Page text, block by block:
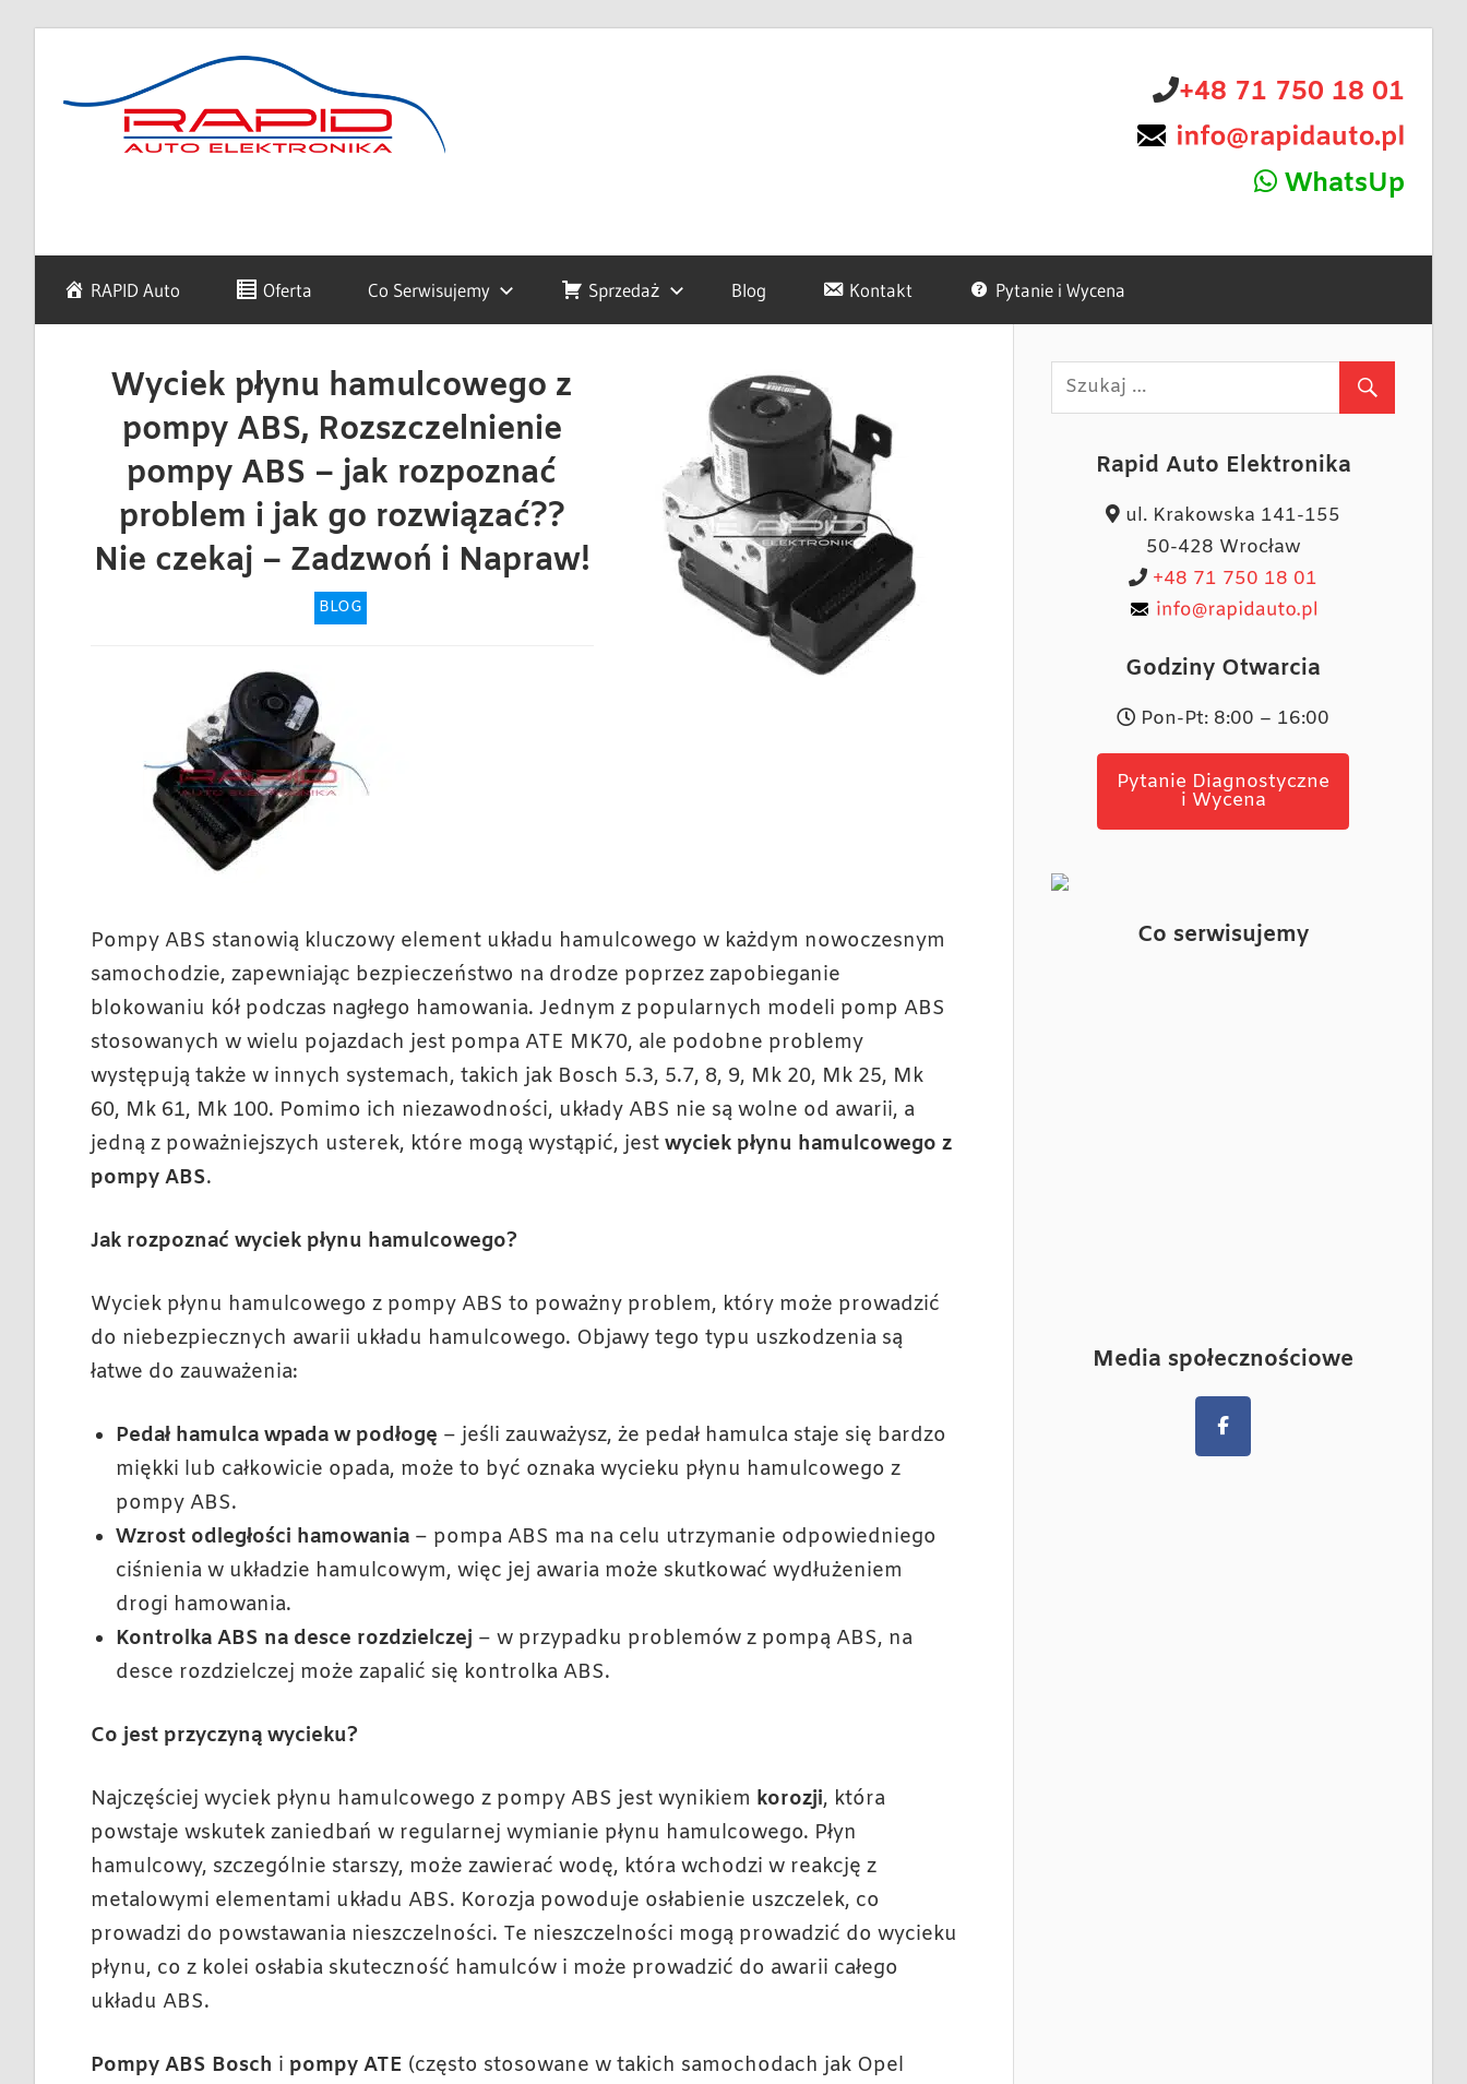
content
Auto
Elektronika
elektroniki
+48 71 750 18 01
WhatsUp
RAPID Auto Oferta Co Serwisujemy Sprzedaż Blog Kontakt Pytanie i Wycena
Wyciek płynu hamulcowego z
pompy ABS, Rozszczelnienie
pompy ABS – jak rozpoznać
problem i jak go rozwiązać??
Nie czekaj – Zadzwoń i Napraw!
BLOG
Pompy ABS stanowią kluczowy element układu hamulcowego w każdym nowoczesnym
samochodzie, zapewniając bezpieczeństwo na drodze poprzez zapobieganie
blokowaniu kół podczas nagłego hamowania. Jednym z popularnych modeli pomp ABS
stosowanych w wielu pojazdach jest pompa ATE MK70, ale podobne problemy
występują także w innych systemach, takich jak Bosch 5.3, 5.7, 8, 9, Mk 20, Mk 25, Mk
60, Mk 61, Mk 100. Pomimo ich niezawodności, układy ABS nie są wolne od awarii, a
jedną z poważniejszych usterek, które mogą wystąpić, jest wyciek płynu hamulcowego z
pompy ABS.
Jak rozpoznać wyciek płynu hamulcowego?
Wyciek płynu hamulcowego z pompy ABS to poważny problem, który może prowadzić
do niebezpiecznych awarii układu hamulcowego. Objawy tego typu uszkodzenia są
łatwe do zauważenia:
Pedał hamulca wpada w podłogę – jeśli zauważysz, że pedał hamulca staje się bardzo
miękki lub całkowicie opada, może to być oznaka wycieku płynu hamulcowego z
pompy ABS.
Wzrost odległości hamowania– pompa ABS ma na celu utrzymanie odpowiedniego
ciśnienia w układzie hamulcowym, więc jej awaria może skutkować wydłużeniem
drogi hamowania.
Kontrolka ABS na desce rozdzielczej – w przypadku problemów z pompą ABS, na
desce rozdzielczej może zapalić się kontrolka ABS.
Co jest przyczyną wycieku?
Najczęściej wyciek płynu hamulcowego z pompy ABS jest wynikiem korozji, która
powstaje wskutek zaniedbań w regularnej wymianie płynu hamulcowego. Płyn
hamulcowy, szczególnie starszy, może zawierać wodę, która wchodzi w reakcję z
metalowymi elementami układu ABS. Korozja powoduje osłabienie uszczelek, co
prowadzi do powstawania nieszczelności. Te nieszczelności mogą prowadzić do wycieku
płynu, co z kolei osłabia skuteczność hamulców i może prowadzić do awarii całego
układu ABS.
Pompy ABS Bosch i pompy ATE (często stosowane w takich samochodach jak Opel
Rapid Auto Elektronika
ul. Krakowska 141-155
50-428 Wrocław
+48 71 750 18 01
Godziny Otwarcia
Pon-Pt: 8:00 – 16:00
Pytanie Diagnostyczne
i Wycena
Co serwisujemy
Media społecznościowe